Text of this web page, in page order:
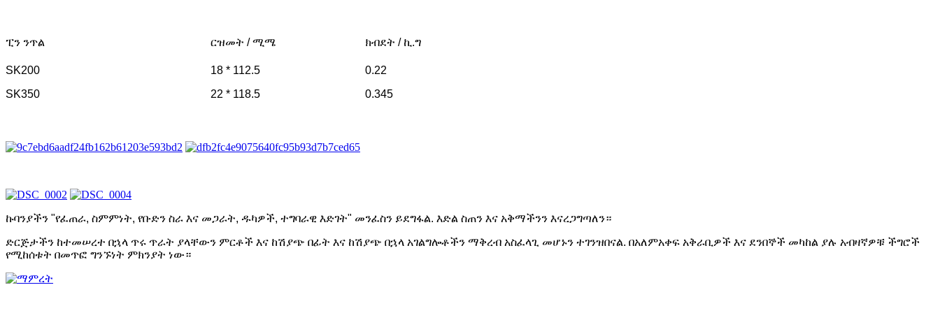
ፒን ንጥል ርዝመት / ሚሜ ክብደት / ኪ.ግ
SK200 18 * 112.5
0.22
SK350
22 * 118.5 0.345
ኩባንያችን "የፈጠራ, ስምምነት, የቡድን ስራ እና መጋራት, ዱካዎች, ተግባራዊ እድገት" መንፈስን ይደግፋል. እድል ስጠን እና አቅማችንን እናረጋግጣለን።
ድርጅታችን ከተመሠረተ በኋላ ጥሩ ጥራት ያላቸውን ምርቶች እና ከሽያጭ በፊት እና ከሽያጭ በኋላ አገልግሎቶችን ማቅረብ አስፈላጊ መሆኑን ተገንዝበናል. በአለምአቀፍ አቅራቢዎች እና ደንበኞች መካከል ያሉ አብዛኛዎቹ ችግሮች
የሚከሰቱት በመጥፎ ግንኙነት ምክንያት ነው።